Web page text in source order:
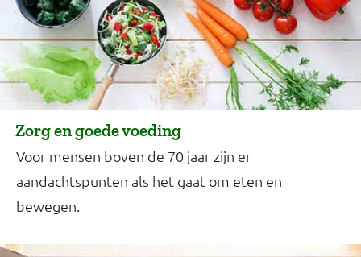
Zorg en goede voeding
Voor mensen boven de 70 jaar zijn er
aandachtspunten als het gaat om eten en
bewegen.